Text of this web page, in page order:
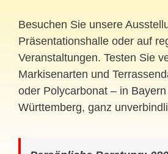
Besuchen Sie unsere
Präsentationshalle oder auf
Veranstaltungen. Testen Sie
Markisenarten und
oder Polycarbonat – in Bayern
Württemberg, ganz